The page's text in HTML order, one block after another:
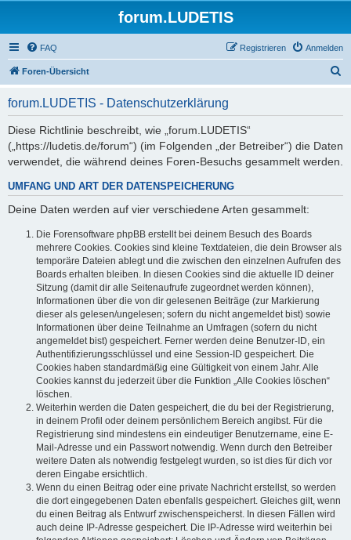
forum.LUDETIS
FAQ Anmelden
Registrieren
Foren-Übersicht
forum.LUDETIS - Datenschutzerklärung
Diese Richtlinie beschreibt, wie „forum.LUDETIS“
(„https://ludetis.de/forum“) (im Folgenden „der Betreiber“) die Daten
verwendet, die während deines Foren-Besuchs gesammelt werden.
UMFANG UND ART DER DATENSPEICHERUNG
Deine Daten werden auf vier verschiedene Arten gesammelt:
Die Forensoftware phpBB erstellt bei deinem Besuch des Boards
mehrere Cookies. Cookies sind kleine Textdateien, die dein Browser als
temporäre Dateien ablegt und die zwischen den einzelnen Aufrufen des
Boards erhalten bleiben. In diesen Cookies sind die aktuelle ID deiner
Sitzung (damit dir alle Seitenaufrufe zugeordnet werden können),
Informationen über die von dir gelesenen Beiträge (zur Markierung
dieser als gelesen/ungelesen; sofern du nicht angemeldet bist) sowie
Informationen über deine Teilnahme an Umfragen (sofern du nicht
angemeldet bist) gespeichert. Ferner werden deine Benutzer-ID, ein
Authentifizierungsschlüssel und eine Session-ID gespeichert. Die
Cookies haben standardmäßig eine Gültigkeit von einem Jahr. Alle
Cookies kannst du jederzeit über die Funktion „Alle Cookies löschen“
löschen.
Weiterhin werden die Daten gespeichert, die du bei der Registrierung,
in deinem Profil oder deinem persönlichem Bereich angibst. Für die
Registrierung sind mindestens ein eindeutiger Benutzername, eine E-
Mail-Adresse und ein Passwort notwendig. Wenn durch den Betreiber
weitere Daten als notwendig festgelegt wurden, so ist dies für dich vor
deren Eingabe ersichtlich.
Wenn du einen Beitrag oder eine private Nachricht erstellst, so werden
die dort eingegebenen Daten ebenfalls gespeichert. Gleiches gilt, wenn
du einen Beitrag als Entwurf zwischenspeicherst. In diesen Fällen wird
auch deine IP-Adresse gespeichert. Die IP-Adresse wird weiterhin bei